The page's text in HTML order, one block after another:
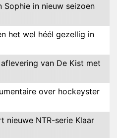
Sophie in nieuw seizoen
het wel héél gezellig in
van De Kist met
over hockeyster
nieuwe NTR-serie Klaar